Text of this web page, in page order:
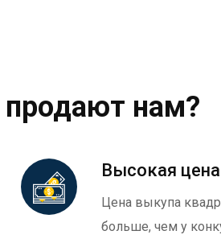
нам?
Высокая цена
Цена выкупа
больше, чем у